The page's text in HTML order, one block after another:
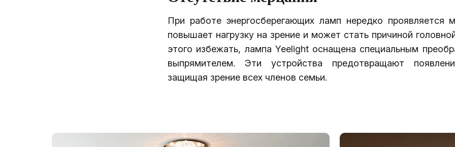
При работе энергосберегающих ламп нередко проявляется
повышает нагрузку на зрение и может стать причиной
этого избежать, лампа Yeelight оснащена специальным
выпрямителем. Эти устройства предотвращают
защищая зрение всех членов семьи.